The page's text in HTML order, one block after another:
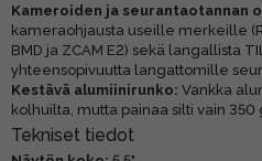
Kameroiden ja seurantaotannan
kameraohjausta useille merkeille
BMD ja ZCAM E2) sekä langallista
yhteensopivuutta langattomille
Kestävä alumiinirunko: Vankka
kolhuilta, mutta painaa silti vain 350
Tekniset tiedot